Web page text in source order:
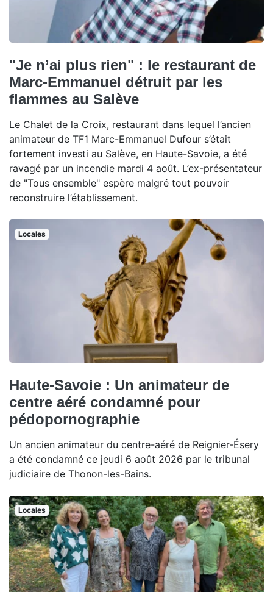
"Je n’ai plus rien" : le restaurant de
Marc-Emmanuel détruit par les
flammes au Salève
Le Chalet de la Croix, restaurant dans lequel l’ancien
animateur de TF1 Marc-Emmanuel Dufour s’était
fortement investi au Salève, en Haute-Savoie, a été
ravagé par un incendie mardi 4 août. L’ex-présentateur
de "Tous ensemble" espère malgré tout pouvoir
reconstruire l’établissement.
Locales
Haute-Savoie : Un animateur de
centre aéré condamné pour
pédopornographie
Un ancien animateur du centre-aéré de Reignier-Ésery
a été condamné ce jeudi 6 août 2026 par le tribunal
judiciaire de Thonon-les-Bains.
Locales